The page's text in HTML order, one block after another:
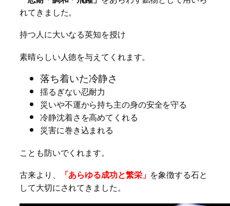
れてきました。
持つ人に大いなる英知を授け
素晴らしい人徳を与えてくれます。
落ち着いた冷静さ
揺るぎない忍耐力
災いや不運から持ち主の身の安全を守る
冷静沈着さを高めてくれる
災害に巻き込まれる
ことも防いでくれます。
古来より、
「あらゆる成功と繁栄」 を象徴する石と
して大切にされてきました。